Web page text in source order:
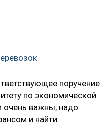
поручение
по экономической
очень важны, надо
и найти